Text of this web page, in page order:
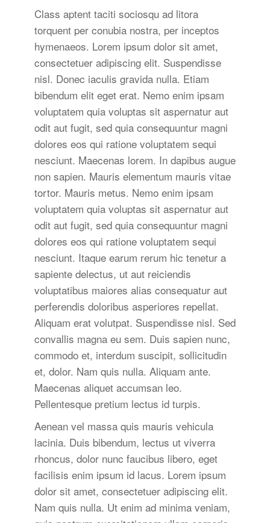
Class aptent taciti sociosqu ad litora
torquent per conubia nostra, per inceptos
hymenaeos. Lorem ipsum dolor sit amet,
consectetuer adipiscing elit. Suspendisse
nisl. Donec iaculis gravida nulla. Etiam
bibendum elit eget erat. Nemo enim ipsam
voluptatem quia voluptas sit aspernatur aut
odit aut fugit, sed quia consequuntur magni
dolores eos qui ratione voluptatem sequi
nesciunt. Maecenas lorem. In dapibus augue
non sapien. Mauris elementum mauris vitae
tortor. Mauris metus. Nemo enim ipsam
voluptatem quia voluptas sit aspernatur aut
odit aut fugit, sed quia consequuntur magni
dolores eos qui ratione voluptatem sequi
nesciunt. Itaque earum rerum hic tenetur a
sapiente delectus, ut aut reiciendis
voluptatibus maiores alias consequatur aut
perferendis doloribus asperiores repellat.
Aliquam erat volutpat. Suspendisse nisl. Sed
convallis magna eu sem. Duis sapien nunc,
commodo et, interdum suscipit, sollicitudin
et, dolor. Nam quis nulla. Aliquam ante.
Maecenas aliquet accumsan leo.
Pellentesque pretium lectus id turpis.
Aenean vel massa quis mauris vehicula
lacinia. Duis bibendum, lectus ut viverra
rhoncus, dolor nunc faucibus libero, eget
facilisis enim ipsum id lacus. Lorem ipsum
dolor sit amet, consectetuer adipiscing elit.
Nam quis nulla. Ut enim ad minima veniam,